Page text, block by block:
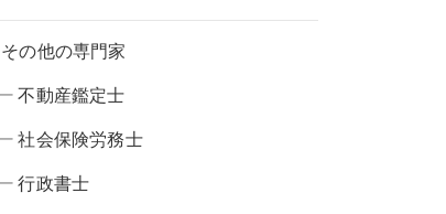
その他の専門家
不動産鑑定士
社会保険労務士
行政書士